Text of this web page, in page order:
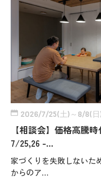
2026/7/25(土)～8/8(
【相談会】価格高騰
7/25,26 -…
家づくりを失敗しないた
からのア…